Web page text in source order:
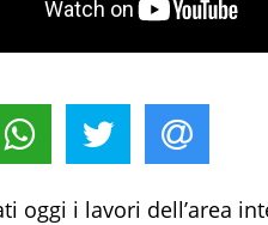
oggi i lavori dell’area